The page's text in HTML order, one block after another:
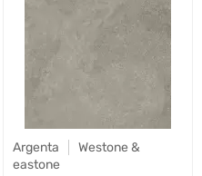
Argenta
Westone &
eastone